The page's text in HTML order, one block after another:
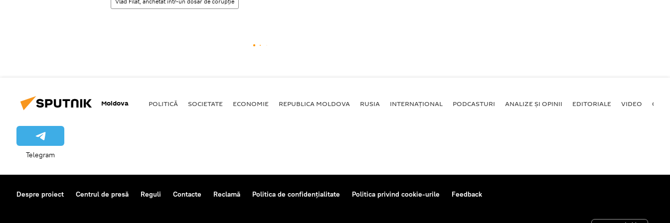
Moldova POLITICĂ SOCIETATE ECONOMIE REPUBLICA MOLDOVA RUSIA INTERNAȚIONAL PODCASTURI ANALIZE ȘI OPINII EDITORIALE VIDEO
Telegram
Despre proiect Centrul de presă Reguli Contacte Reclamă Politica de confidențialitate Politica privind cookie-urile Feedback